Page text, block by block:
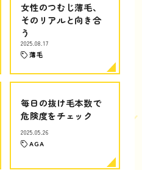
女性のつむじ薄毛、
そのリアルと向き合
う
2025.08.17
薄毛
毎日の抜け毛本数で
危険度をチェック
2025.05.26
AGA